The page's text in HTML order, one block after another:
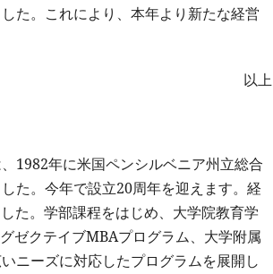
た。これにより、本年より新たな経営
以上
1982年に米国ペンシルベニア州立総合
た。今年で設立20周年を迎えます。経
た。学部課程をはじめ、大学院教育学
ゼクテイブMBAプログラム、大学附属
ニーズに対応したプログラムを展開し